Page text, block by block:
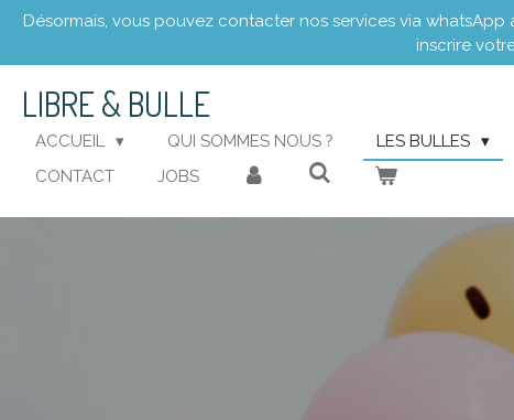
Passer
contenu
principal
Désormais, vous pouvez contacter nos services via
inscrire
LIBRE& BULLE
ACCUEIL QUI SOMMES NOUS ? LES BULLES
CONTACT
JOBS